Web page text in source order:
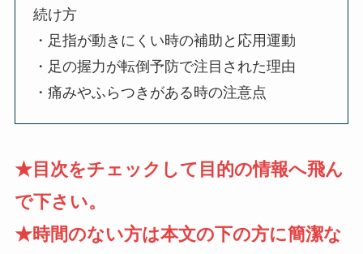
続け方
・足指が動きにくい時の補助と応用運動
・足の握力が転倒予防で注目された理由
・痛みやふらつきがある時の注意点
★目次をチェックして目的の情報へ飛ん
で下さい。
★時間のない方は本文の下の方に簡潔な